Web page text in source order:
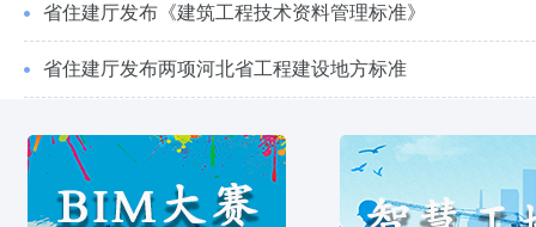
省住建厅发布《建筑工程技术资料管理标准》
省住建厅发布两项河北省工程建设地方标准